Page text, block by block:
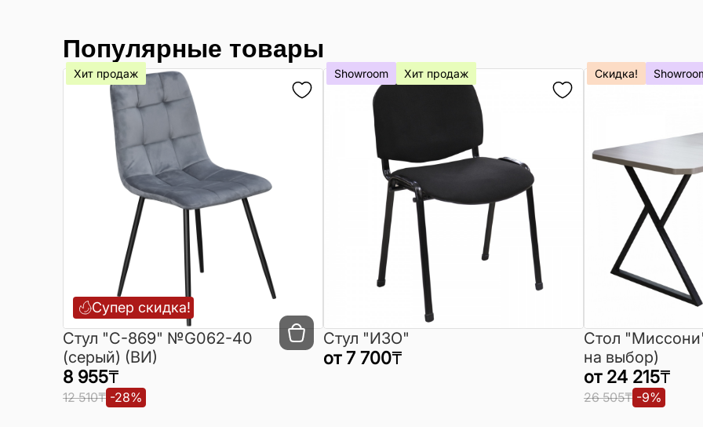
Популярные товары
Супер скидка!
Хит продаж
Cтул "C-869" №G062-40
(серый) (ВИ)
8 955₸
12 510₸ -28%
Showroom Хит продаж
Стул "ИЗО"
от 7 700₸
Скидка!
Стол
на выбор)
от 24 215₸
26 505₸ -9%